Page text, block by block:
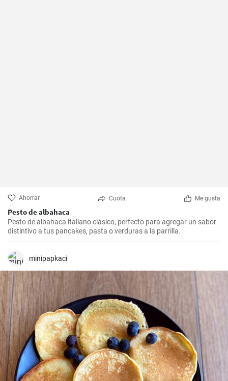
Ahorrar Cuota Me gusta
Pesto de albahaca
Pesto de albahaca italiano clásico, perfecto para agregar un sabor
distintivo a tus pancakes, pasta o verduras a la parrilla.
minipapkaci